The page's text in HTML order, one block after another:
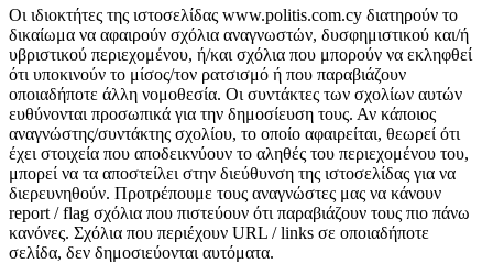
Οι ιδιοκτήτες της ιστοσελίδας www.politis.com.cy διατηρούν το
δικαίωμα να αφαιρούν σχόλια αναγνωστών, δυσφημιστικού και/ή
υβριστικού περιεχομένου, ή/και σχόλια που μπορούν να εκληφθεί
ότι υποκινούν το μίσος/τον ρατσισμό ή που παραβιάζουν
οποιαδήποτε άλλη νομοθεσία. Οι συντάκτες των σχολίων αυτών
ευθύνονται προσωπικά για την δημοσίευση τους. Αν κάποιος
αναγνώστης/συντάκτης σχολίου, το οποίο αφαιρείται, θεωρεί ότι
έχει στοιχεία που αποδεικνύουν το αληθές του περιεχομένου του,
μπορεί να τα αποστείλει στην διεύθυνση της ιστοσελίδας για να
διερευνηθούν. Προτρέπουμε τους αναγνώστες μας να κάνουν
report / flag σχόλια που πιστεύουν ότι παραβιάζουν τους πιο πάνω
κανόνες. Σχόλια που περιέχουν URL / links σε οποιαδήποτε
σελίδα, δεν δημοσιεύονται αυτόματα.